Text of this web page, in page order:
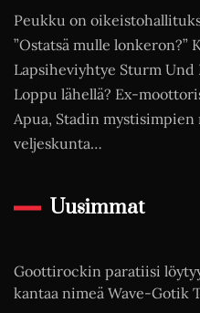
Peukku on
”Ostatsä mulle lonkeron?”
Lapsiheviyhtye Sturm
Loppu lähellä? Ex-
Apua, Stadin
veljeskunta…
Uusimmat
Goottirockin paratiisi
kantaa nimeä Wave-Gotik